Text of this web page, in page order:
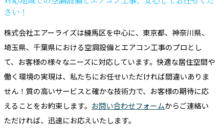
さい！
株式会社エアーライズは練馬区を中心に、東京都、神奈川県、
埼玉県、千葉県における空調設備とエアコン工事のプロとし
て、お客様の様々なニーズに対応しています。快適な居住空間や
働く環境の実現は、私たちにお任せいただければ間違いありま
せん！質の高いサービスと確かな技術力で、お客様の期待に応
えることをお約束します。 お問い合わせフォームからご連絡い
ただければ、迅速にお応えいたします。